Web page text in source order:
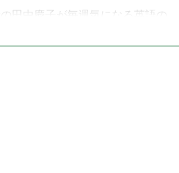
田中慶子が毎週気になる英語の
営者の発言、グローバルで活躍
ツ選手のスピーチ、話題の映画
を取り巻くさまざまな英語フレ
本質や、実用的な使い方などを